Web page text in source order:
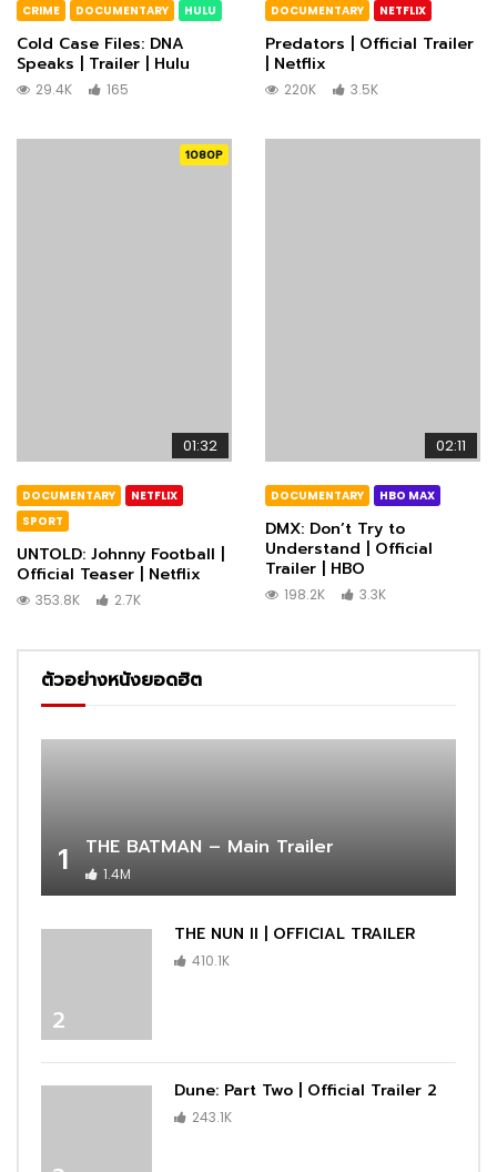
CRIME DOCUMENTARY HULU
Cold Case Files: DNA
Speaks | Trailer | Hulu
29.4K 165
DOCUMENTARY NETFLIX
Predators | Official Trailer
| Netflix
220K 3.5K
1080P
01:32
DOCUMENTARY
NETFLIX
SPORT
UNTOLD: Johnny Football |
Official Teaser | Netflix
353.8K 2.7K
02:11
DOCUMENTARY HBO MAX
DMX: Don’t Try to
Understand | Official
Trailer | HBO
198.2K 3.3K
ตัวอย่างหนังยอดฮิต
1 THE BATMAN – Main Trailer
1.4M
2
THE NUN II | OFFICIAL TRAILER
410.1K
Dune: Part Two | Official Trailer 2
243.1K